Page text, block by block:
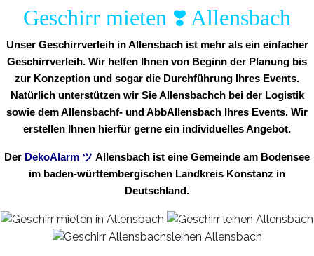
Geschirr mieten ❣️ Allensbach
Unser Geschirrverleih in Allensbach ist mehr als ein einfacher
Geschirrverleih. Wir helfen Ihnen von Beginn der Planung bis
zur Konzeption und sogar die Durchführung Ihres Events.
Natürlich unterstützen wir Sie Allensbachch bei der Logistik
sowie dem Allensbachf- und AbbAllensbach Ihres Events. Wir
erstellen Ihnen hierfür gerne ein individuelles Angebot.
Der DekoAlarm ツ Allensbach ist eine Gemeinde am Bodensee
im baden-württembergischen Landkreis Konstanz in
Deutschland.